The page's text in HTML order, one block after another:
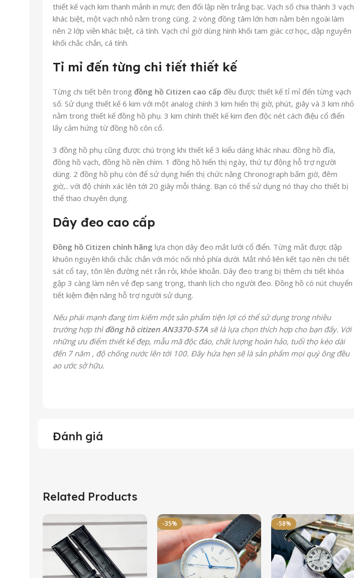
thiết kế vạch kim thanh mảnh in mực đen đối lập nền trắng bạc. Vạch số chia thành 3 vạch
khác biệt, một vạch nhỏ nằm trong cùng. 2 vòng đồng tâm lớn hơn nằm bên ngoài làm
nên 2 lớp viền khác biệt, cá tính. Vạch chỉ giờ dùng hình khối tam giác cơ học, dập nguyên
khối chắc chắn, cá tính.
Tỉ mỉ đến từng chi tiết thiết kế
Từng chi tiết bên trong đồng hồ Citizen cao cấp đều được thiết kế tỉ mỉ đến từng vạch
số. Sử dụng thiết kế 6 kim với một analog chính 3 kim hiển thị giờ, phút, giây và 3 kim nhỏ
nằm trong thiết kế đồng hồ phụ. 3 kim chính thiết kế kim đen độc nét cách điệu cổ điển
lấy cảm hứng từ đồng hồ côn cổ.
3 đồng hồ phụ cũng được chú trọng khi thiết kế 3 kiểu dáng khác nhau: đồng hồ đĩa,
đồng hồ vạch, đồng hồ nền chìm. 1 đồng hồ hiển thị ngày, thứ tự động hỗ trợ người
dùng. 2 đồng hồ phụ còn để sử dụng hiển thị chức năng Chronograph bấm giờ, đêm
giờ,.. với độ chính xác lên tới 20 giây mỗi tháng. Bạn có thể sử dụng nó thay cho thiết bị
thể thao chuyên dụng.
Dây đeo cao cấp
Đồng hồ Citizen chính hãng lựa chọn dây đeo mắt lưới cổ điển. Từng mắt được dập
khuôn nguyên khối chắc chắn với móc nối nhỏ phía dưới. Mắt nhỏ liên kết tạo nên chi tiết
sát cổ tay, tôn lên đường nét rắn rỏi, khỏe khoắn. Dây đeo trang bị thêm chi tiết khóa
gập 3 càng làm nên vẻ đẹp sang trọng, thanh lịch cho người đeo. Đồng hồ có nút chuyển
tiết kiệm điện năng hỗ trợ người sử dụng.
Nếu phái mạnh đang tìm kiếm một sản phẩm tiện lợi có thể sử dụng trong nhiều
trường hợp thì đồng hồ citizen AN3370-57A sẽ là lựa chọn thích hợp cho bạn đấy. Với
những ưu điểm thiết kế đẹp, mẫu mã độc đáo, chất lượng hoàn hảo, tuổi thọ kéo dài
đến 7 năm , độ chống nước lên tới 100. Đây hứa hẹn sẽ là sản phẩm mọi quý ông đều
ao ước sở hữu.
Đánh giá
Related Products
-35% -58%